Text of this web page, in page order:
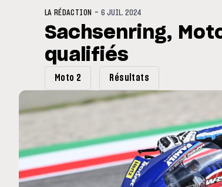
club spécial dans
MOTO GP
Silverstone :
LA RÉDACTION -6 JUIL. 2024
Sachsenring,
qualifiés
Moto 2 Résultats